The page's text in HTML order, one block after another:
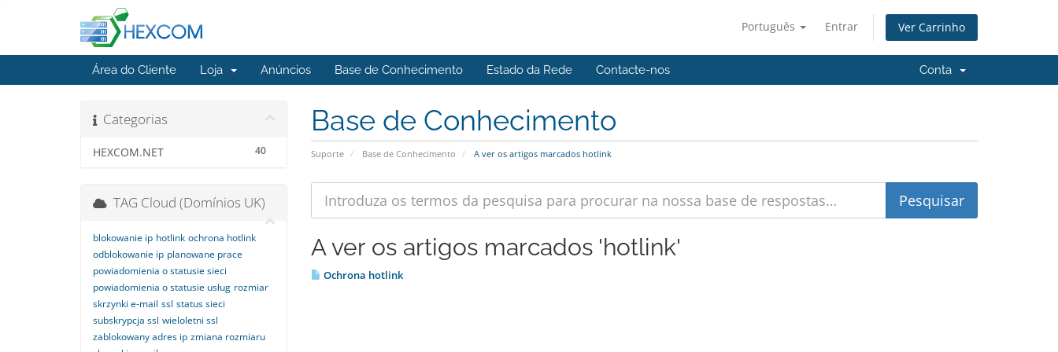
Português Entrar Ver Carrinho
Área do Cliente Loja Anúncios Base de Conhecimento Estado da Rede Contacte-nos Conta
Base de Conhecimento
Suporte Base de Conhecimento A ver os artigos marcados hotlink
Categorias
40
HEXCOM.NET
A ver os artigos marcados 'hotlink'
Ochrona hotlink
TAG Cloud (Domínios UK)
blokowanie ip hotlink ochrona hotlink
odblokowanie ip planowane prace
powiadomienia o statusie sieci
powiadomienia o statusie usług rozmiar
skrzynki e-mail ssl status sieci
subskrypcja ssl wieloletni ssl
zablokowany adres ip zmiana rozmiaru